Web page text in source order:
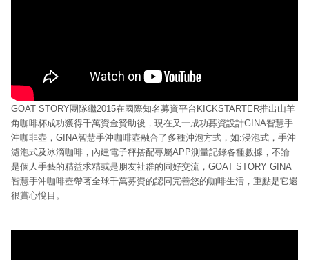
GOAT STORY團隊繼2015在國際知名募資平台KICKSTARTER推出山羊
角咖啡杯成功獲得千萬資金贊助後，現在又一成功募資設計GINA智慧手
沖咖非壺，GINA智慧手沖咖啡壺融合了多種沖泡方式，如:浸泡式，手沖
濾泡式及冰滴咖啡，內建電子秤搭配專屬APP測量記錄各種數據，不論
是個人手藝的精益求精或是朋友社群的同好交流，GOAT STORY GINA
智慧手沖咖啡壺帶著全球千萬募資的認同完善您的咖啡生活，重點是它還
很賞心悅目。